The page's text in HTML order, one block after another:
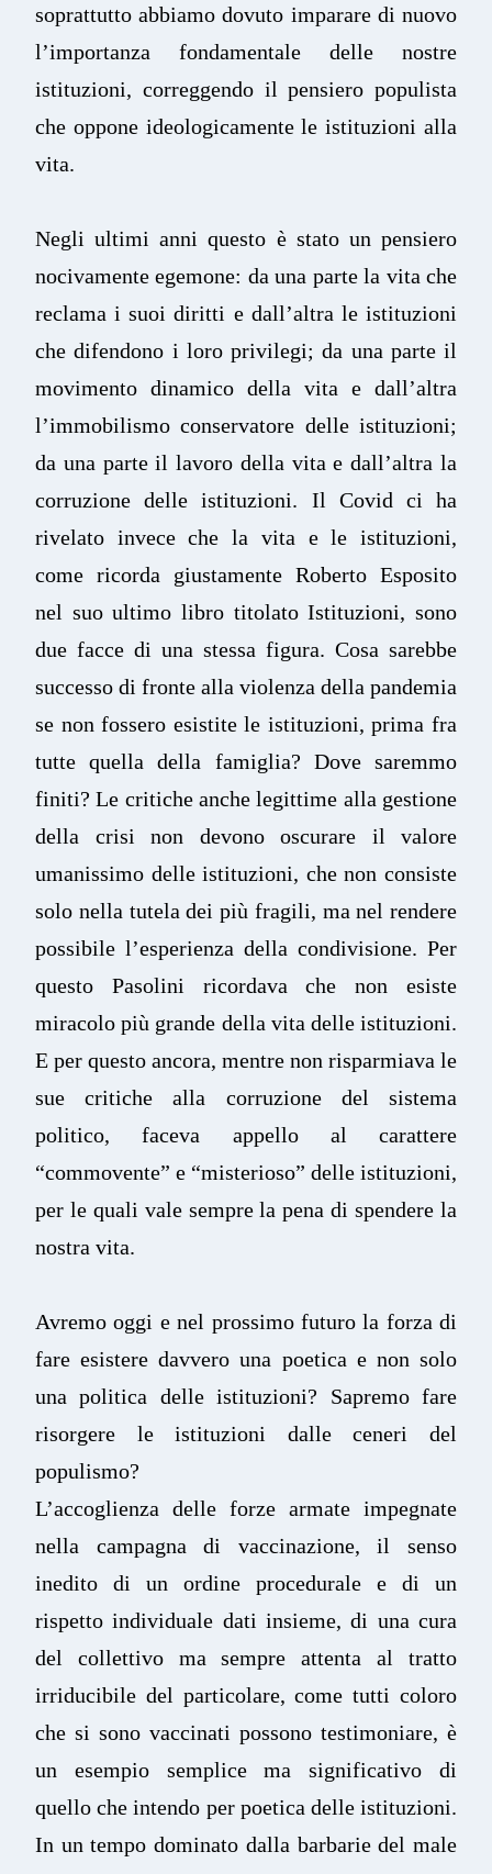
soprattutto abbiamo dovuto imparare di nuovo
l’importanza fondamentale delle nostre
istituzioni, correggendo il pensiero populista
che oppone ideologicamente le istituzioni alla
vita.
Negli ultimi anni questo è stato un pensiero
nocivamente egemone: da una parte la vita che
reclama i suoi diritti e dall’altra le istituzioni
che difendono i loro privilegi; da una parte il
movimento dinamico della vita e dall’altra
l’immobilismo conservatore delle istituzioni;
da una parte il lavoro della vita e dall’altra la
corruzione delle istituzioni. Il Covid ci ha
rivelato invece che la vita e le istituzioni,
come ricorda giustamente Roberto Esposito
nel suo ultimo libro titolato Istituzioni, sono
due facce di una stessa figura. Cosa sarebbe
successo di fronte alla violenza della pandemia
se non fossero esistite le istituzioni, prima fra
tutte quella della famiglia? Dove saremmo
finiti? Le critiche anche legittime alla gestione
della crisi non devono oscurare il valore
umanissimo delle istituzioni, che non consiste
solo nella tutela dei più fragili, ma nel rendere
possibile l’esperienza della condivisione. Per
questo Pasolini ricordava che non esiste
miracolo più grande della vita delle istituzioni.
E per questo ancora, mentre non risparmiava le
sue critiche alla corruzione del sistema
politico, faceva appello al carattere
“commovente” e “misterioso” delle istituzioni,
per le quali vale sempre la pena di spendere la
nostra vita.
Avremo oggi e nel prossimo futuro la forza di
fare esistere davvero una poetica e non solo
una politica delle istituzioni? Sapremo fare
risorgere le istituzioni dalle ceneri del
populismo?
L’accoglienza delle forze armate impegnate
nella campagna di vaccinazione, il senso
inedito di un ordine procedurale e di un
rispetto individuale dati insieme, di una cura
del collettivo ma sempre attenta al tratto
irriducibile del particolare, come tutti coloro
che si sono vaccinati possono testimoniare, è
un esempio semplice ma significativo di
quello che intendo per poetica delle istituzioni.
In un tempo dominato dalla barbarie del male